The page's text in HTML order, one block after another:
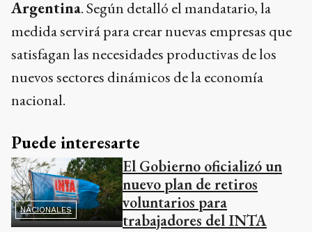
Argentina. Según detalló el mandatario, la
medida servirá para crear nuevas empresas que
satisfagan las necesidades productivas de los
nuevos sectores dinámicos de la economía
nacional.
Puede interesarte
NACIONALES
El Gobierno oficializó un
nuevo plan de retiros
voluntarios para
trabajadores del INTA